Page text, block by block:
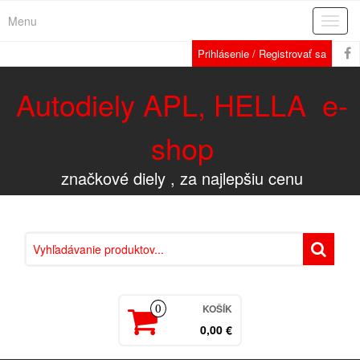
Menu
Prihlásenie / Registrovať sa
Autodiely APL, HELLA e-
shop
značkové diely , za najlepšiu cenu
0 KOŠÍK
0,00 €